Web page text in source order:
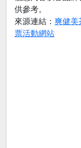
供參考。
來源連結： 爽健美
票活動網站